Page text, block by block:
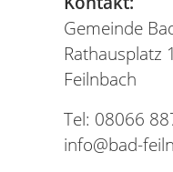
Gemeinde
Rathausplatz
Feilnbach
Tel: 08066
info@bad-